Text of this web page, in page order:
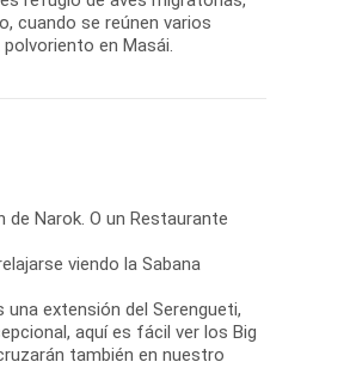
cuando se reúnen varios
en Masái.
Narok. O un Restaurante
viendo la Sabana
extensión del Serengueti,
aquí es fácil ver los Big
también en nuestro